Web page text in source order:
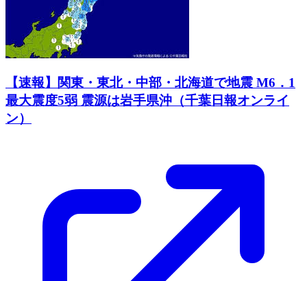
【速報】関東・東北・中部・北海道で地震 M6．1
最大震度5弱 震源は岩手県沖（千葉日報オンライ
ン）